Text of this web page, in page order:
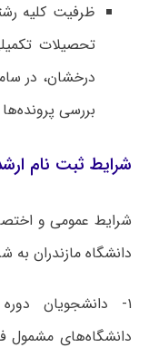
ظرفیت کلیه
تحصیلات
درخشان، در
بررسی
شرایط ثبت نام
شرایط عمومی و
دانشگاه ‌مازندران به
۱- دانشجویان دوره
دانشگاه‌های مشمول